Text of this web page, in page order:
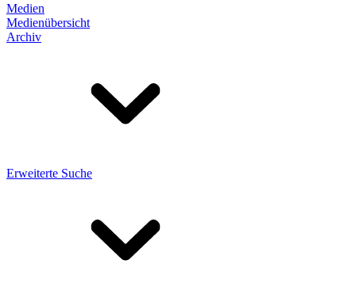
Medien
Medienübersicht
Archiv
Erweiterte Suche